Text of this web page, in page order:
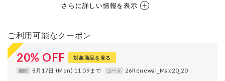
さらに詳しい情報を表示
ご利用可能なクーポン
20% OFF 対象商品を見る
期間 8月17日 (Mon) 11:59まで コード 26Renewal_Max20_20